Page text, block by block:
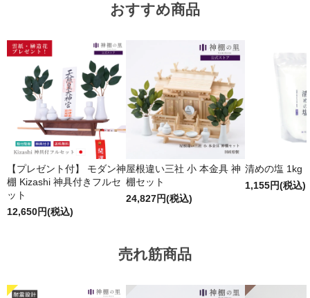
おすすめ商品
【プレゼント付】 モダン神
棚 Kizashi 神具付きフルセ
ット
12,650円(税込)
屋根違い三社 小 本金具 神
棚セット
24,827円(税込)
清めの塩 1kg
1,155円(税込)
売れ筋商品